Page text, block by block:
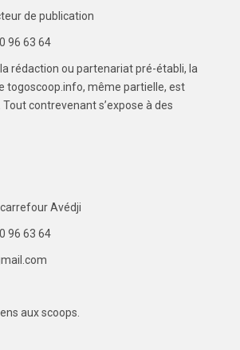
de publication
96 63 64
rédaction ou partenariat pré-établi, la
togoscoop.info, même partielle, est
contrevenant s’expose à des
carrefour Avédji
96 63 64
aux scoops.